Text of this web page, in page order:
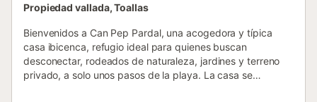
Propiedad vallada, Toallas
Bienvenidos a Can Pep Pardal, una acogedora y típica
casa ibicenca, refugio ideal para quienes buscan
desconectar, rodeados de naturaleza, jardines y terreno
privado, a solo unos pasos de la playa. La casa se